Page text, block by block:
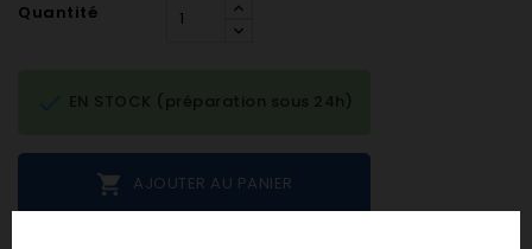
Quantité
 AJOUTER AU PANIER
EN STOCK (préparation sous 24h)